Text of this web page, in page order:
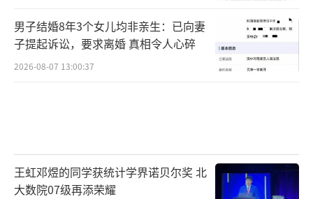
男子结婚8年3个女儿均非亲生：已向妻
子提起诉讼，要求离婚 真相令人心碎
2026-08-07 13:00:37
王虹邓煜的同学获统计学界诺贝尔奖 北
大数院07级再添荣耀